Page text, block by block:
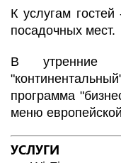
К услугам
посадочных мест.
В утренние
программа
меню
УСЛУГИ